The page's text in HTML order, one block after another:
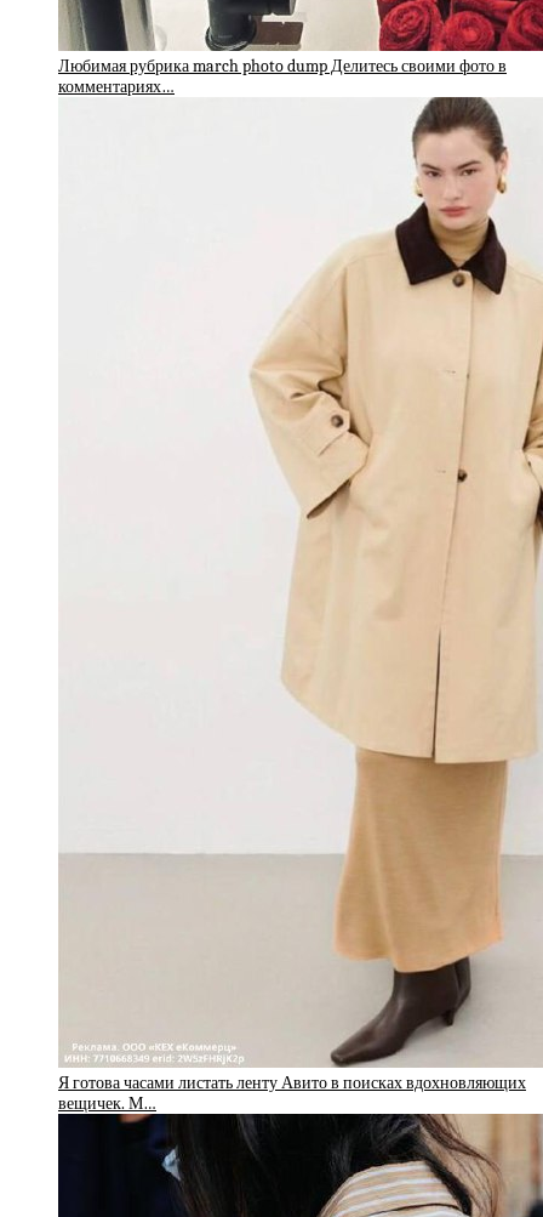
Любимая рубрика march photo dump Делитесь своими фото в
комментариях…
Я готова часами листать ленту Авито в поисках вдохновляющих
вещичек. М…